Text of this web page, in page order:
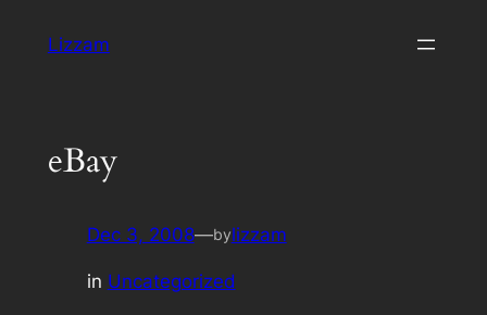
Lizzam
eBay
Dec 3, 2008—bylizzam
in Uncategorized